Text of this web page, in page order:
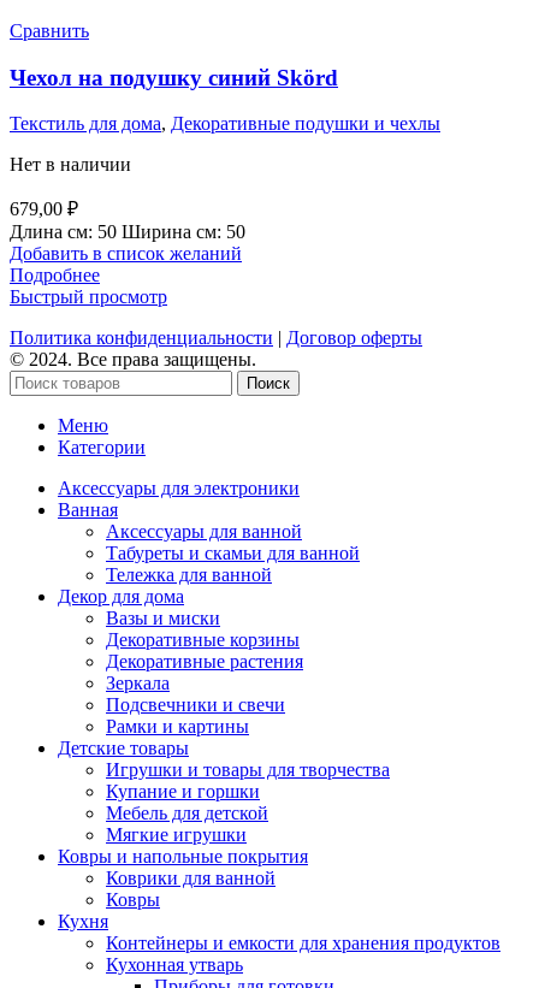
Сравнить
Чехол на подушку синий Skörd
Текстиль для дома, Декоративные подушки и чехлы
Нет в наличии
679,00 ₽
Длина см: 50 Ширина см: 50
Добавить в список желаний
Подробнее
Быстрый просмотр
Политика конфиденциальности | Договор оферты
© 2024. Все права защищены.
Поиск
Меню
Категории
Аксессуары для электроники
Ванная
Аксессуары для ванной
Табуреты и скамьи для ванной
Тележка для ванной
Декор для дома
Вазы и миски
Декоративные корзины
Декоративные растения
Зеркала
Подсвечники и свечи
Рамки и картины
Детские товары
Игрушки и товары для творчества
Купание и горшки
Мебель для детской
Мягкие игрушки
Ковры и напольные покрытия
Коврики для ванной
Ковры
Кухня
Контейнеры и емкости для хранения продуктов
Кухонная утварь